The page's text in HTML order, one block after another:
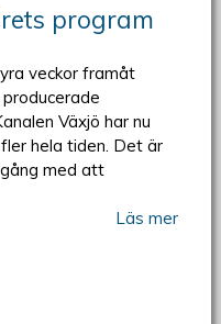
program
veckor framåt
Växjö har nu
hela tiden. Det är
med att
Läs mer